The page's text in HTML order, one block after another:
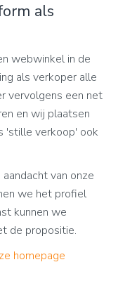
als
webwinkel in de
als verkoper alle
vervolgens een net
en wij plaatsen
'stille verkoop' ook
van onze
we het profiel
kunnen we
de propositie.
homepage